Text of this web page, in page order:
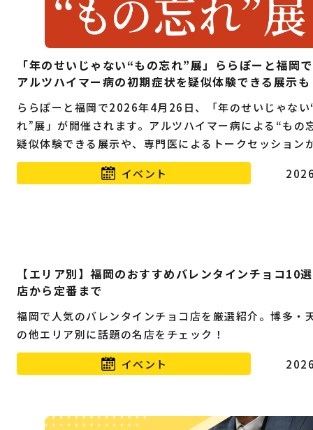
「年のせいじゃない“もの忘れ”展」ららぽーと福岡
アルツハイマー病の初期症状を疑似体験できる展示も
ららぽーと福岡で2026年4月26日、「年のせいじゃな
れ”展」が開催されます。アルツハイマー病による“もの
疑似体験できる展示や、専門医によるトークセッション
ます。
イベント
【エリア別】福岡のおすすめバレンタインチョコ10
店から定番まで
福岡で人気のバレンタインチョコ店を厳選紹介。博多・
の他エリア別に話題の名店をチェック！
イベント